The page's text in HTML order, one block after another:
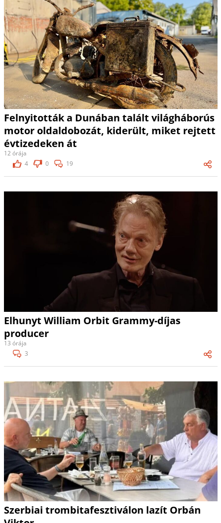
Felnyitották a Dunában talált világháborús
motor oldaldobozát, kiderült, miket rejtett
évtizedeken át
12 órája
4
0 19
Elhunyt William Orbit Grammy-díjas
producer
13 órája
3
Szerbiai trombitafesztiválon lazít Orbán